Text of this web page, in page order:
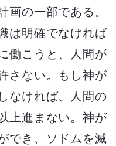
画の一部である。
は明確でなければ
働こうと、人間が
さない。もし神が
なければ、人間の
上進まない。神が
でき、ソドムを滅